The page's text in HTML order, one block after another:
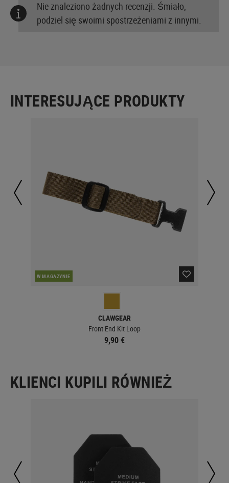
Nie znaleziono żadnych recenzji. Śmiało,
podziel się swoimi spostrzeżeniami z innymi.
INTERESUJĄCE PRODUKTY
W MAGAZYNIE
CLAWGEAR
Front End Kit Loop
9,90 €
KLIENCI KUPILI RÓWNIEŻ